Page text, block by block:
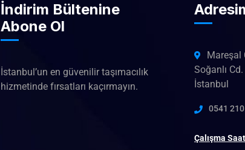
İndirim Bültenine
Abone Ol
İstanbul’un en güvenilir taşımacılık
hizmetinde fırsatları kaçırmayın.
Mareşal
Soğanlı
İstanbul
0541
Çalışma